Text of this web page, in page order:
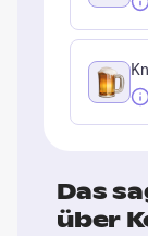
Das
über